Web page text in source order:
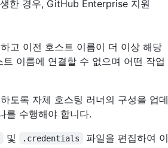
한 경우, GitHub Enterprise 지원
고 이전 호스트 이름이 더 이상 해당
이름에 연결할 수 없으며 어떤 작업
도록 자체 호스팅 러너의 구성을 업데
를 수행해야 합니다.
및 .credentials
파일을 편집하여 이